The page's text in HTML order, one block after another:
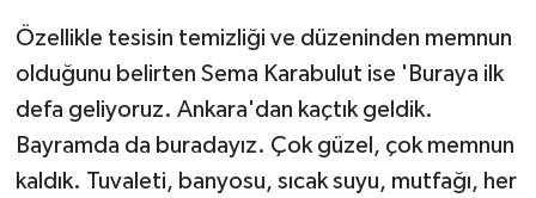
Özellikle tesisin temizliği ve düzeninden memnun
olduğunu belirten Sema Karabulut ise 'Buraya ilk
defa geliyoruz. Ankara'dan kaçtık geldik.
Bayramda da buradayız. Çok güzel, çok memnun
kaldık. Tuvaleti, banyosu, sıcak suyu, mutfağı, her